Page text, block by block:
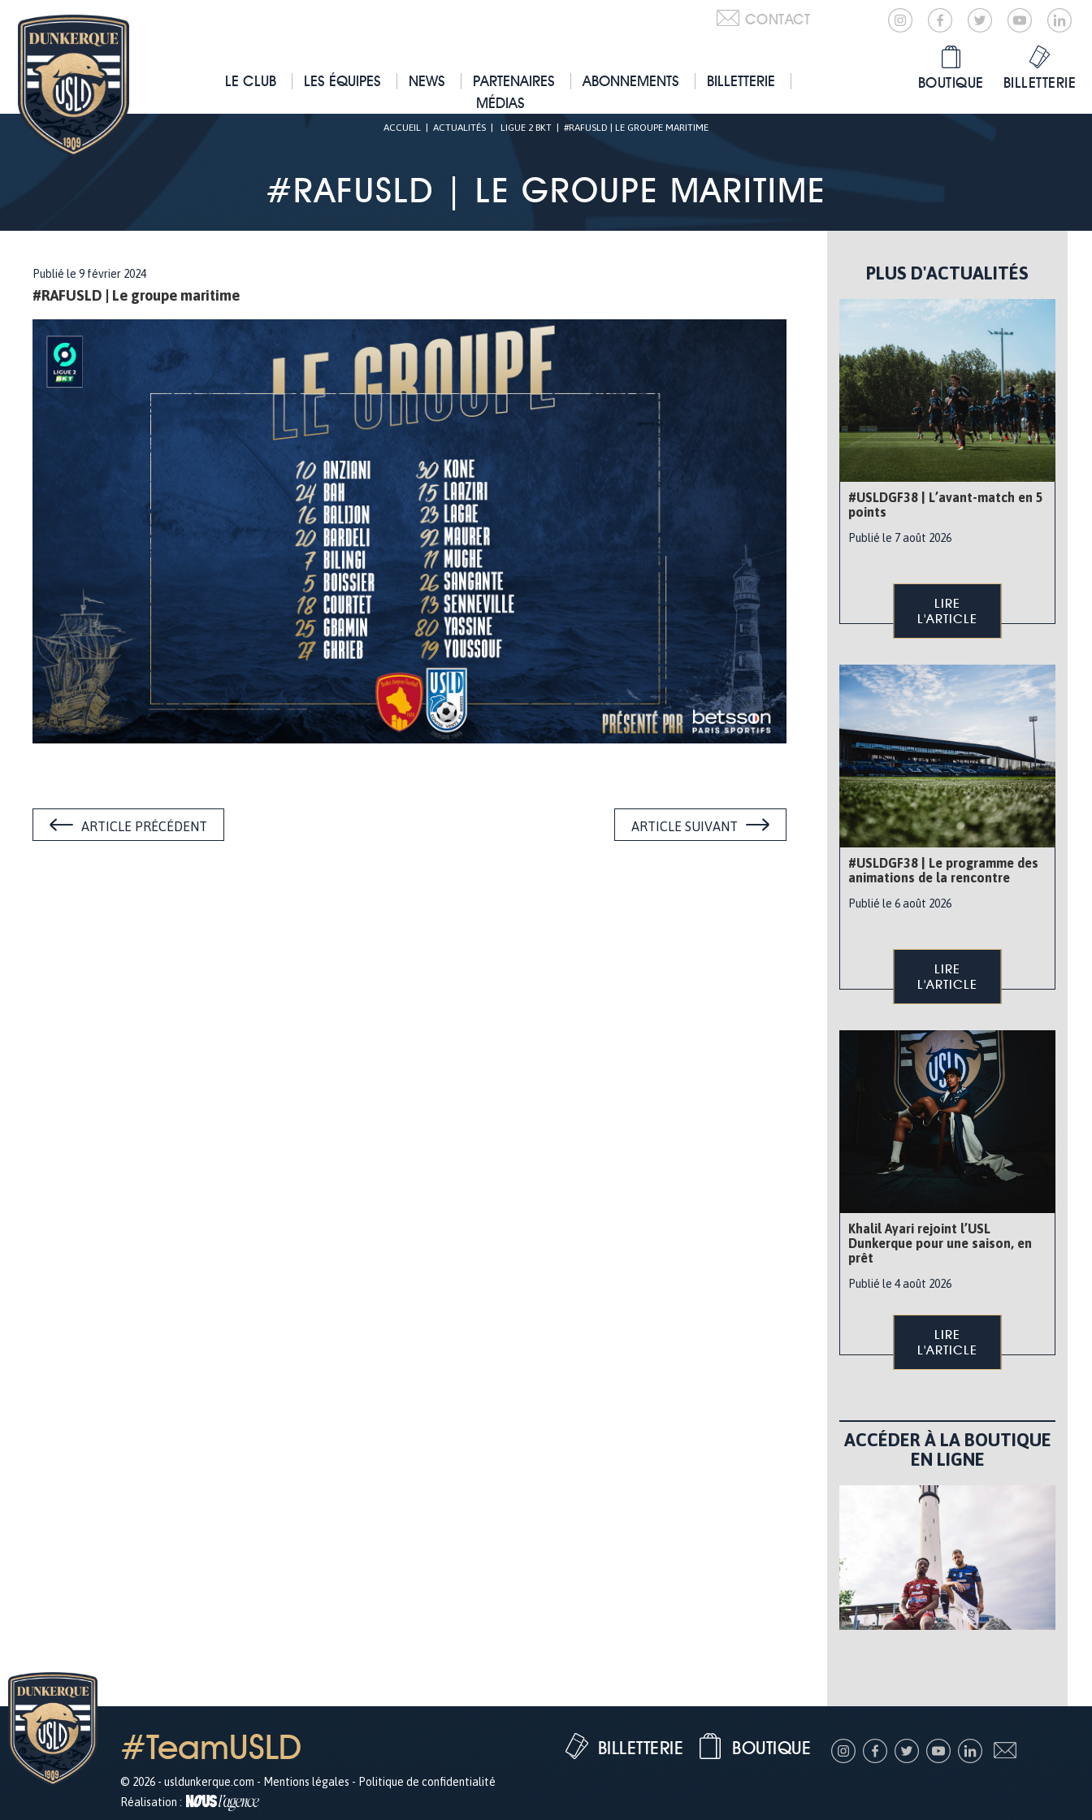
CONTACT
LE CLUB LES ÉQUIPES NEWS PARTENAIRES ABONNEMENTS
BILLETTERIE
MÉDIAS
BOUTIQUE BILLETTERIE
ACCUEIL ACTUALITÉS LIGUE 2 BKT #RAFUSLD | LE GROUPE MARITIME
#RAFUSLD | LE GROUPE MARITIME
Publié le 9 février 2024
#RAFUSLD | Le groupe maritime
ARTICLE PRÉCÉDENT ARTICLE SUIVANT
PLUS D'ACTUALITÉS
#USLDGF38 | L’avant-match en 5
points
Publié le 7 août 2026
LIRE
L'ARTICLE
#USLDGF38 | Le programme des
animations de la rencontre
Publié le 6 août 2026
LIRE
L'ARTICLE
Khalil Ayari rejoint l’USL
Dunkerque pour une saison, en
prêt
Publié le 4 août 2026
LIRE
L'ARTICLE
ACCÉDER À LA BOUTIQUE
EN LIGNE
#TeamUSLD
© 2026 - usldunkerque.com - Mentions légales - Politique de confidentialité
Réalisation :
BOUTIQUE
BILLETTERIE